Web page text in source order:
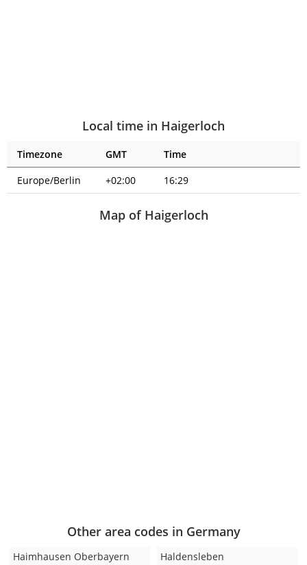
Local time in Haigerloch
Timezone GMT
Time
Europe/Berlin
+02:00 16:29
Map of Haigerloch
Other area codes in Germany
Haimhausen Oberbayern Haldensleben